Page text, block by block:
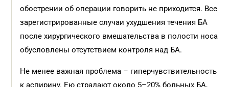
обострении об операции говорить не приходится. Все
зарегистрированные случаи ухудшения течения БА
после хирургического вмешательства в полости носа
обусловлены отсутствием контроля над БА.
Не менее важная проблема – гиперчувствительность
к аспирину. Ею страдают около 5–20% больных БА,